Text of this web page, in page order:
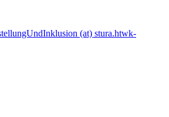
(at) stura.htwk-